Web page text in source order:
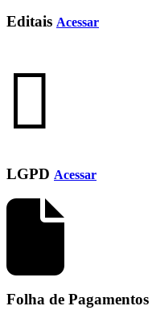
Editais Acessar
LGPD Acessar
Folha de Pagamentos